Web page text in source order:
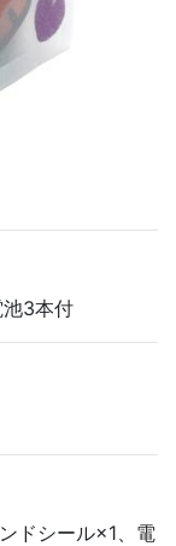
3本付
ドシール×1、電